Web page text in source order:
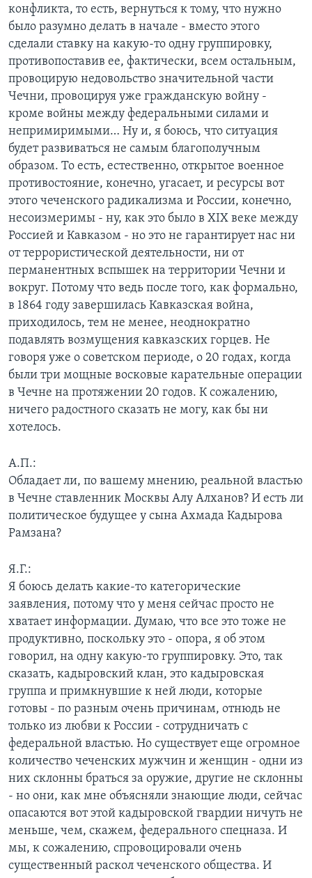
конфликта, то есть, вернуться к тому, что нужно
было разумно делать в начале - вместо этого
сделали ставку на какую-то одну группировку,
противопоставив ее, фактически, всем остальным,
провоцирую недовольство значительной части
Чечни, провоцируя уже гражданскую войну -
кроме войны между федеральными силами и
непримиримыми… Ну и, я боюсь, что ситуация
будет развиваться не самым благополучным
образом. То есть, естественно, открытое военное
противостояние, конечно, угасает, и ресурсы вот
этого чеченского радикализма и России, конечно,
несоизмеримы - ну, как это было в XIX веке между
Россией и Кавказом - но это не гарантирует нас ни
от террористической деятельности, ни от
перманентных вспышек на территории Чечни и
вокруг. Потому что ведь после того, как формально,
в 1864 году завершилась Кавказская война,
приходилось, тем не менее, неоднократно
подавлять возмущения кавказских горцев. Не
говоря уже о советском периоде, о 20 годах, когда
были три мощные восковые карательные операции
в Чечне на протяжении 20 годов. К сожалению,
ничего радостного сказать не могу, как бы ни
хотелось.
А.П.:
Обладает ли, по вашему мнению, реальной властью
в Чечне ставленник Москвы Алу Алханов? И есть ли
политическое будущее у сына Ахмада Кадырова
Рамзана?
Я.Г.:
Я боюсь делать какие-то категорические
заявления, потому что у меня сейчас просто не
хватает информации. Думаю, что все это тоже не
продуктивно, поскольку это - опора, я об этом
говорил, на одну какую-то группировку. Это, так
сказать, кадыровский клан, это кадыровская
группа и примкнувшие к ней люди, которые
готовы - по разным очень причинам, отнюдь не
только из любви к России - сотрудничать с
федеральной властью. Но существует еще огромное
количество чеченских мужчин и женщин - одни из
них склонны браться за оружие, другие не склонны
- но они, как мне объясняли знающие люди, сейчас
опасаются вот этой кадыровской гвардии ничуть не
меньше, чем, скажем, федерального спецназа. И
мы, к сожалению, спровоцировали очень
существенный раскол чеченского общества. И